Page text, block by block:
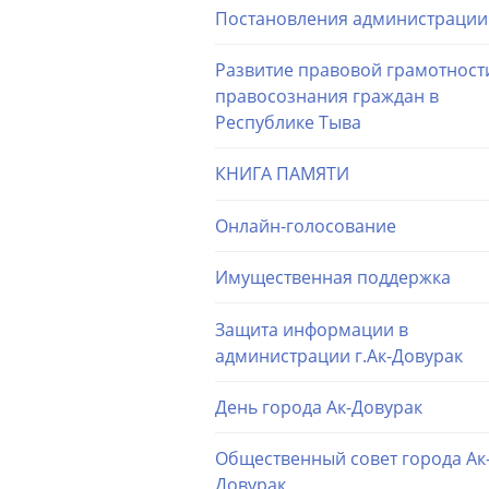
Постановления администрации
Развитие правовой
правосознания граждан в
Республике Тыва
КНИГА ПАМЯТИ
Онлайн-голосование
Имущественная поддержка
Защита информации в
администрации г.Ак-Довурак
День города Ак-Довурак
Общественный совет города